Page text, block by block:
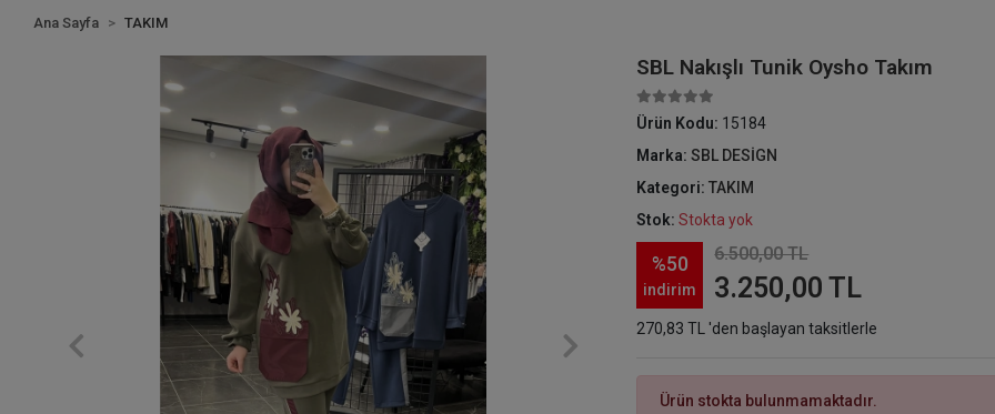
Ana Sayfa TAKIM
SBL Nakışlı Tunik Oysho Takım
Ürün Kodu: 15184
Marka:SBL DESİGN
Kategori:TAKIM
Stok:Stokta yok
%50
indirim
6.500,00 TL
3.250,00 TL
270,83 TL 'den başlayan taksitlerle
Ürün stokta bulunmamaktadır.